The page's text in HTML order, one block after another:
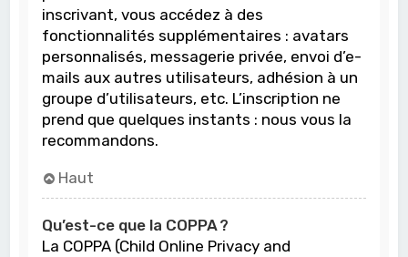
inscrivant, vous accédez à des
fonctionnalités supplémentaires : avatars
personnalisés, messagerie privée, envoi d’e-
mails aux autres utilisateurs, adhésion à un
groupe d’utilisateurs, etc. L’inscription ne
prend que quelques instants : nous vous la
recommandons.
Haut
Qu’est-ce que la COPPA ?
La COPPA (Child Online Privacy and